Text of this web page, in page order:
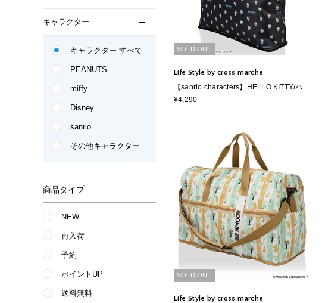
キャラクター
キャラクター すべて
PEANUTS
miffy
Disney
sanrio
その他キャラクター
商品タイプ
NEW
再入荷
予約
ポイントUP
送料無料
SOLD OUT
Life Style by cross marche
【sanrio characters】HELLO KITTY/ハロ
ーキティ 折りたたみ トートバッグ《サン
¥4,290
SOLD OUT
Life Style by cross marche